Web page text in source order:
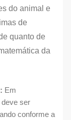
do animal e
de
quanto de
da
Em
deve ser
conforme a